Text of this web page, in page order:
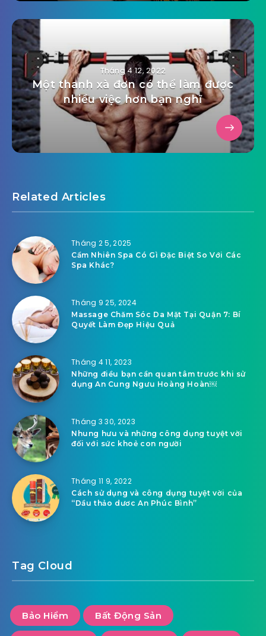
Tháng 4 12, 2022
Một thanh xà đơn có thể làm được
nhiều việc hơn bạn nghĩ
Related Articles
Tháng 2 5, 2025
Cẩm Nhiên Spa Có Gì Đặc Biệt So Với Các
Spa Khác?
Tháng 9 25, 2024
Massage Chăm Sóc Da Mặt Tại Quận 7: Bí
Quyết Làm Đẹp Hiệu Quả
Tháng 4 11, 2023
Những điều bạn cần quan tâm trước khi sử
dụng An Cung Ngưu Hoàng Hoàn￼
Tháng 3 30, 2023
Nhung hưu và những công dụng tuyệt vời
đối với sức khoẻ con người
Tháng 11 9, 2022
Cách sử dụng và công dụng tuyệt vời của
“Dầu thảo dươc An Phúc Bình”
Tag Cloud
Bảo Hiểm Bất Động Sản